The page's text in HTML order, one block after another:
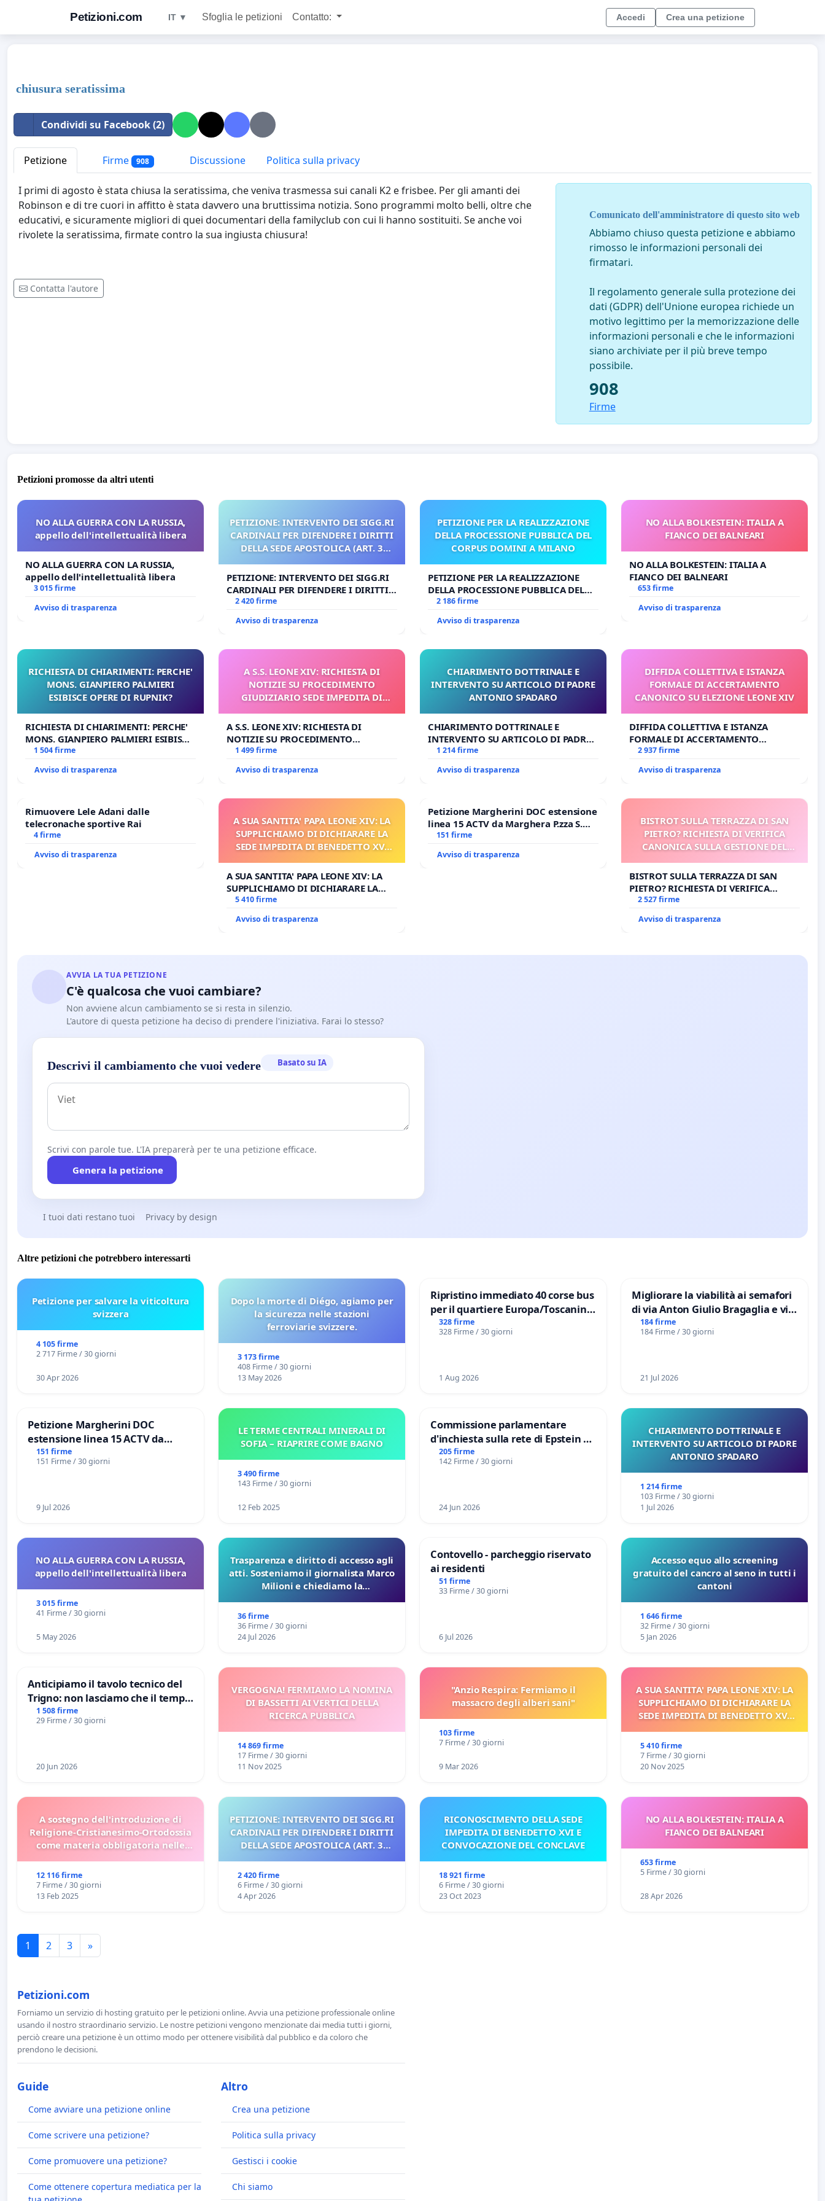
Petizioni.com IT ▼ Sfoglia le petizioni Contatto: Accedi Crea una petizione
chiusura seratissima
Condividi su Facebook (2)
Petizione Firme 908 Discussione Politica sulla privacy
I primi di agosto è stata chiusa la seratissima, che veniva trasmessa sui canali K2 e frisbee. Per gli amanti dei
Robinson e di tre cuori in affitto è stata davvero una bruttissima notizia. Sono programmi molto belli, oltre che
educativi, e sicuramente migliori di quei documentari della familyclub con cui li hanno sostituiti. Se anche voi
rivolete la seratissima, firmate contro la sua ingiusta chiusura!
Contatta l'autore
Comunicato dell'amministratore di questo sito web
Abbiamo chiuso questa petizione e abbiamo
rimosso le informazioni personali dei
firmatari.
Il regolamento generale sulla protezione dei
dati (GDPR) dell'Unione europea richiede un
motivo legittimo per la memorizzazione delle
informazioni personali e che le informazioni
siano archiviate per il più breve tempo
possibile.
908
Firme
Petizioni promosse da altri utenti
NO ALLA GUERRA CON LA RUSSIA,
appello dell'intellettualità libera
NO ALLA GUERRA CON LA RUSSIA,
appello dell'intellettualità libera
3 015 firme
Avviso di trasparenza
PETIZIONE: INTERVENTO DEI SIGG.RI
CARDINALI PER DIFENDERE I DIRITTI
DELLA SEDE APOSTOLICA (ART. 3
PETIZIONE: INTERVENTO DEI SIGG.RI
CARDINALI PER DIFENDERE I DIRITTI
DELLA SEDE APOSTOLICA (ART. 3 UDG)
2 420 firme
Avviso di trasparenza
PETIZIONE PER LA REALIZZAZIONE
DELLA PROCESSIONE PUBBLICA DEL
CORPUS DOMINI A MILANO
PETIZIONE PER LA REALIZZAZIONE
DELLA PROCESSIONE PUBBLICA DEL
CORPUS DOMINI A MILANO
2 186 firme
Avviso di trasparenza
NO ALLA BOLKESTEIN: ITALIA A
FIANCO DEI BALNEARI
NO ALLA BOLKESTEIN: ITALIA A
FIANCO DEI BALNEARI
653 firme
Avviso di trasparenza
RICHIESTA DI CHIARIMENTI: PERCHE'
MONS. GIANPIERO PALMIERI
ESIBISCE OPERE DI RUPNIK?
RICHIESTA DI CHIARIMENTI: PERCHE'
MONS. GIANPIERO PALMIERI ESIBISCE
OPERE DI RUPNIK?
1 504 firme
Avviso di trasparenza
A S.S. LEONE XIV: RICHIESTA DI
NOTIZIE SU PROCEDIMENTO
GIUDIZIARIO SEDE IMPEDITA DI
A S.S. LEONE XIV: RICHIESTA DI
NOTIZIE SU PROCEDIMENTO
GIUDIZIARIO SEDE IMPEDITA DI
1 499 firme
Avviso di trasparenza
CHIARIMENTO DOTTRINALE E
INTERVENTO SU ARTICOLO DI PADRE
ANTONIO SPADARO
CHIARIMENTO DOTTRINALE E
INTERVENTO SU ARTICOLO DI PADRE
ANTONIO SPADARO
1 214 firme
Avviso di trasparenza
DIFFIDA COLLETTIVA E ISTANZA
FORMALE DI ACCERTAMENTO
CANONICO SU ELEZIONE LEONE XIV
DIFFIDA COLLETTIVA E ISTANZA
FORMALE DI ACCERTAMENTO
CANONICO SU ELEZIONE LEONE XIV
2 937 firme
Avviso di trasparenza
Rimuovere Lele Adani dalle
telecronache sportive Rai
4 firme
Avviso di trasparenza
A SUA SANTITA' PAPA LEONE XIV: LA
SUPPLICHIAMO DI DICHIARARE LA
SEDE IMPEDITA DI BENEDETTO XVI
PROCESSO
A SUA SANTITA' PAPA LEONE XIV: LA
SUPPLICHIAMO DI DICHIARARE LA
SEDE IMPEDITA DI BENEDETTO XVI E/O
5 410 firme
Avviso di trasparenza
Petizione Margherini DOC estensione
linea 15 ACTV da Marghera P.zza S.
Antonio all'aeroporto Marco Polo
151 firme
Avviso di trasparenza
BISTROT SULLA TERRAZZA DI SAN
PIETRO? RICHIESTA DI VERIFICA
CANONICA SULLA GESTIONE DEL
BISTROT SULLA TERRAZZA DI SAN
PIETRO? RICHIESTA DI VERIFICA
CANONICA SULLA GESTIONE DEL
2 527 firme
Avviso di trasparenza
AVVIA LA TUA PETIZIONE
C'è qualcosa che vuoi cambiare?
Non avviene alcun cambiamento se si resta in silenzio.
L'autore di questa petizione ha deciso di prendere l'iniziativa. Farai lo stesso?
Descrivi il cambiamento che vuoi vedere Basato su IA
Scrivi con parole tue. L'IA preparerà per te una petizione efficace.
Genera la petizione
I tuoi dati restano tuoi Privacy by design
Altre petizioni che potrebbero interessarti
Petizione per salvare la viticoltura
svizzera
4 105 firme
2 717 Firme / 30 giorni
30 Apr 2026
Dopo la morte di Diégo, agiamo per
la sicurezza nelle stazioni
ferroviarie svizzere.
3 173 firme
408 Firme / 30 giorni
13 May 2026
Ripristino immediato 40 corse bus
per il quartiere Europa/Toscanini
di Aprilia
328 firme
328 Firme / 30 giorni
1 Aug 2026
Migliorare la viabilità ai semafori
di via Anton Giulio Bragaglia e via
Tieri XV MUNICIPIO DI ROMA
184 firme
184 Firme / 30 giorni
21 Jul 2026
Petizione Margherini DOC
estensione linea 15 ACTV da
Marghera P.zza S. Antonio
all'aeroporto Marco Polo tariffa a
151 firme
151 Firme / 30 giorni
9 Jul 2026
LE TERME CENTRALI MINERALI DI
SOFIA – RIAPRIRE COME BAGNO
3 490 firme
143 Firme / 30 giorni
12 Feb 2025
Commissione parlamentare
d'inchiesta sulla rete di Epstein e
del Mossad: verità sugli Epstein
Files
205 firme
142 Firme / 30 giorni
24 Jun 2026
CHIARIMENTO DOTTRINALE E
INTERVENTO SU ARTICOLO DI PADRE
ANTONIO SPADARO
1 214 firme
103 Firme / 30 giorni
1 Jul 2026
NO ALLA GUERRA CON LA RUSSIA,
appello dell'intellettualità libera
3 015 firme
41 Firme / 30 giorni
5 May 2026
Trasparenza e diritto di accesso agli
atti. Sosteniamo il giornalista Marco
Milioni e chiediamo la
sulla Pedemontana Veneta
36 firme
36 Firme / 30 giorni
24 Jul 2026
Contovello - parcheggio riservato
ai residenti
51 firme
33 Firme / 30 giorni
6 Jul 2026
Accesso equo allo screening
gratuito del cancro al seno in tutti i
cantoni
1 646 firme
32 Firme / 30 giorni
5 Jan 2026
Anticipiamo il tavolo tecnico del
Trigno: non lasciamo che il tempo
rallenti le ricerche di Domenico
Racanati
1 508 firme
29 Firme / 30 giorni
20 Jun 2026
VERGOGNA! FERMIAMO LA NOMINA
DI BASSETTI AI VERTICI DELLA
RICERCA PUBBLICA
14 869 firme
17 Firme / 30 giorni
11 Nov 2025
"Anzio Respira: Fermiamo il
massacro degli alberi sani"
103 firme
7 Firme / 30 giorni
9 Mar 2026
A SUA SANTITA' PAPA LEONE XIV: LA
SUPPLICHIAMO DI DICHIARARE LA
SEDE IMPEDITA DI BENEDETTO XVI
5 410 firme
7 Firme / 30 giorni
20 Nov 2025
A sostegno dell'introduzione di
Religione-Cristianesimo-Ortodossia
come materia obbligatoria nelle
12 116 firme
7 Firme / 30 giorni
13 Feb 2025
PETIZIONE: INTERVENTO DEI SIGG.RI
CARDINALI PER DIFENDERE I DIRITTI
DELLA SEDE APOSTOLICA (ART. 3
2 420 firme
6 Firme / 30 giorni
4 Apr 2026
RICONOSCIMENTO DELLA SEDE
IMPEDITA DI BENEDETTO XVI E
CONVOCAZIONE DEL CONCLAVE
18 921 firme
6 Firme / 30 giorni
23 Oct 2023
NO ALLA BOLKESTEIN: ITALIA A
FIANCO DEI BALNEARI
653 firme
5 Firme / 30 giorni
28 Apr 2026
1 2 3 »
Petizioni.com
Forniamo un servizio di hosting gratuito per le petizioni online. Avvia una petizione professionale online
usando il nostro straordinario servizio. Le nostre petizioni vengono menzionate dai media tutti i giorni,
perciò creare una petizione è un ottimo modo per ottenere visibilità dal pubblico e da coloro che
prendono le decisioni.
Guide
Come avviare una petizione online
Come scrivere una petizione?
Come promuovere una petizione?
Come ottenere copertura mediatica per la
Altro
Crea una petizione
Politica sulla privacy
Gestisci i cookie
Chi siamo